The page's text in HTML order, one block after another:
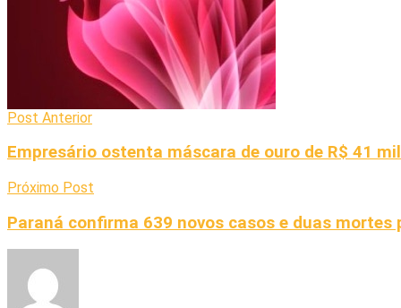
Post Anterior
Empresário ostenta máscara de ouro de R$ 41
Próximo Post
Paraná confirma 639 novos casos e duas mortes